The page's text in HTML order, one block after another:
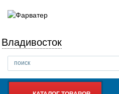
Владивосток